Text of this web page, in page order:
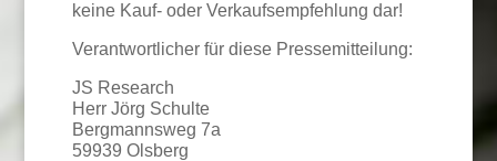
keine Kauf- oder Verkaufsempfehlung dar!
Verantwortlicher für diese Pressemitteilung:
JS Research
Herr Jörg Schulte
Bergmannsweg 7a
59939 Olsberg